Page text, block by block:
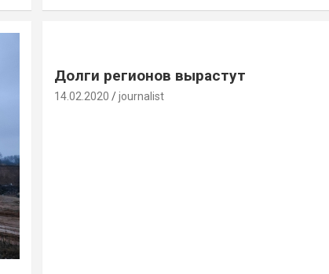
Долги регионов вырастут
14.02.2020 journalist